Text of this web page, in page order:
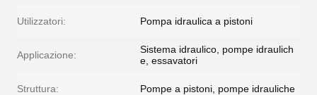
Utilizzatori: Pompa idraulica a pistoni
Applicazione:
Sistema idraulico, pompe idraulich
e, essavatori
Struttura: Pompe a pistoni, pompe idrauliche